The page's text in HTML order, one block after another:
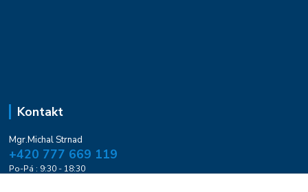
Kontakt
Mgr.Michal Strnad
+420 777 669 119
Po-Pá : 9:30 - 18:30